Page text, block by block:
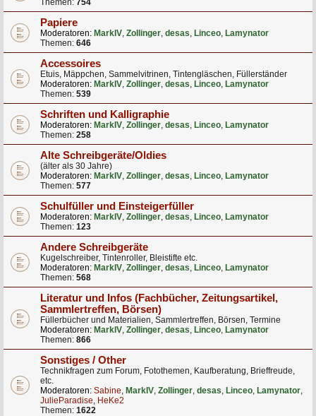
Themen: 754
Papiere
Moderatoren: MarkIV, Zollinger, desas, Linceo, Lamynator
Themen: 646
Accessoires
Etuis, Mäppchen, Sammelvitrinen, Tintengläschen, Füllerständer
Moderatoren: MarkIV, Zollinger, desas, Linceo, Lamynator
Themen: 539
Schriften und Kalligraphie
Moderatoren: MarkIV, Zollinger, desas, Linceo, Lamynator
Themen: 258
Alte Schreibgeräte/Oldies
(älter als 30 Jahre)
Moderatoren: MarkIV, Zollinger, desas, Linceo, Lamynator
Themen: 577
Schulfüller und Einsteigerfüller
Moderatoren: MarkIV, Zollinger, desas, Linceo, Lamynator
Themen: 123
Andere Schreibgeräte
Kugelschreiber, Tintenroller, Bleistifte etc.
Moderatoren: MarkIV, Zollinger, desas, Linceo, Lamynator
Themen: 568
Literatur und Infos (Fachbücher, Zeitungsartikel,
Sammlertreffen, Börsen)
Füllerbücher und Materialien, Sammlertreffen, Börsen, Termine
Moderatoren: MarkIV, Zollinger, desas, Linceo, Lamynator
Themen: 866
Sonstiges / Other
Technikfragen zum Forum, Fotothemen, Kaufberatung, Brieffreude,
etc.
Moderatoren: Sabine, MarkIV, Zollinger, desas, Linceo, Lamynator,
JulieParadise, HeKe2
Themen: 1622